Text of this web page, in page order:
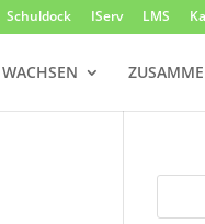
Schuldock IServ LMS
WACHSEN